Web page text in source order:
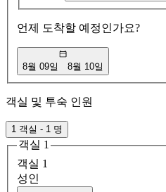
언제 도착할 예정인가요?
8월 09일 8월 10일
객실 및 투숙 인원
1 객실 - 1 명
객실 1
객실 1
성인